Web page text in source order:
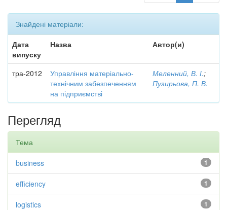
Знайдені матеріали:
Дата
випуску
Назва Автор(и)
тра-2012
Управління матеріально-
технічним забезпеченням
на підприємстві
Меленний, В. І.;
Пузирьова, П. В.
Перегляд
Тема
1
business
1
efficiency
1
logistics